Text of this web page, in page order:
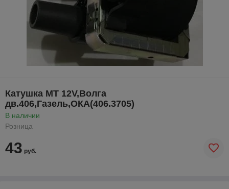
Катушка МТ 12V,Волга
дв.406,Газель,ОКА(406.3705)
В наличии
Розница
43 руб.